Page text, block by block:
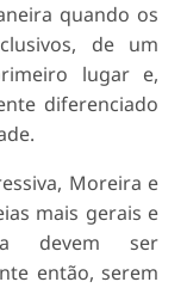
quando os
de um
lugar e,
diferenciado
Moreira e
mais gerais e
devem ser
então, serem